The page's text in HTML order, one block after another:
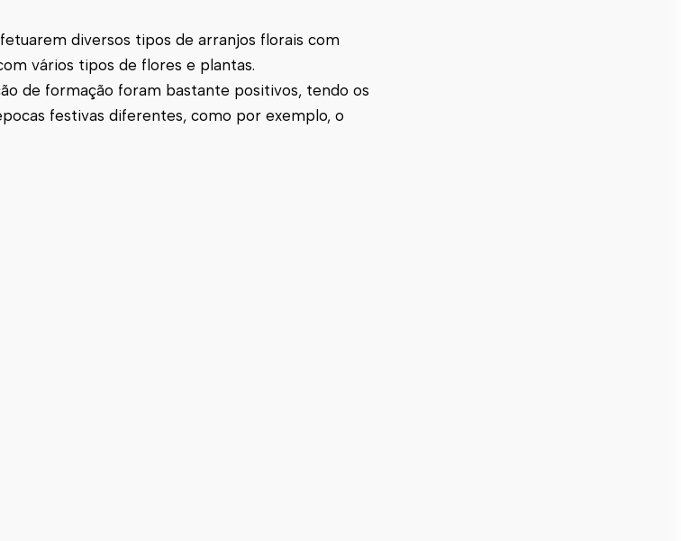
diversos tipos de arranjos florais com
vários tipos de flores e plantas.
de formação foram bastante positivos, tendo os
festivas diferentes, como por exemplo, o